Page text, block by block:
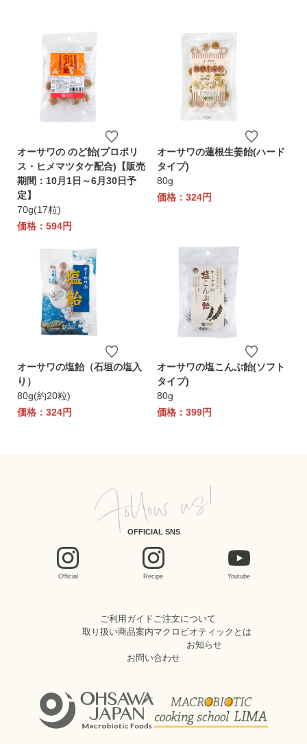
オーサワの のど飴(プロポリ
ス・ヒメマツタケ配合)【販売
期間：10月1日～6月30日予
定】
70g(17粒)
価格：594円
オーサワの蓮根生姜飴(ハード
タイプ)
80g
価格：324円
オーサワの塩飴（石垣の塩入
り）
80g(約20粒)
価格：324円
オーサワの塩こんぶ飴(ソフト
タイプ)
80g
価格：399円
OFFICIAL SNS
Official Recipe Youtube
ご利用ガイドご注文について
取り扱い商品案内マクロビオティックとは
お知らせ
お問い合わせ